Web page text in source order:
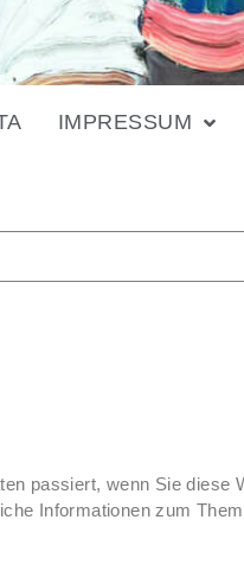
IMPRESSUM
passiert, wenn Sie diese
Informationen zum